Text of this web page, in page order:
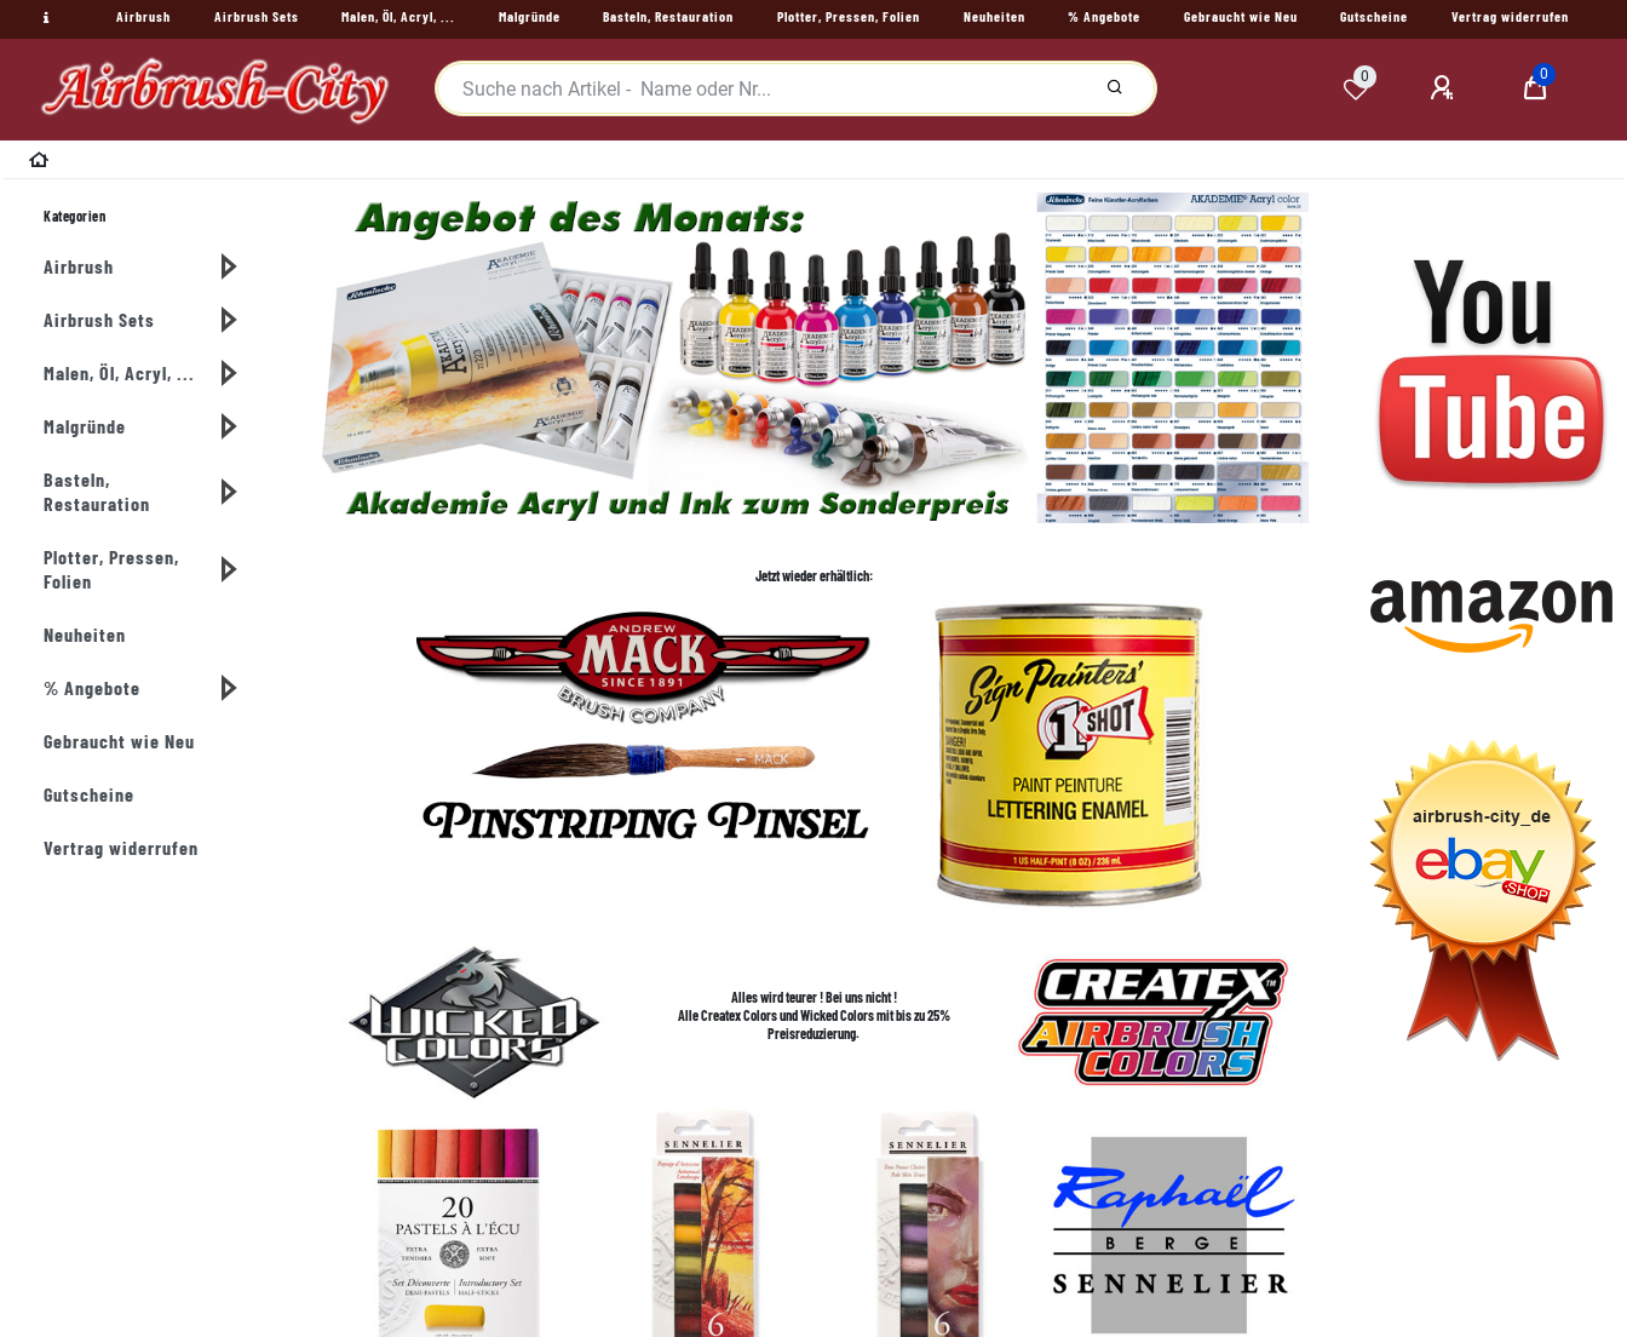
Airbrush Airbrush Sets Malen, Öl, Acryl, ... Malgründe Basteln, Restauration Plotter, Pressen, Folien Neuheiten % Angebote Gebraucht wie Neu Gutscheine Vertrag widerrufen
0 0
Jetzt wieder erhältlich:
Alles wird teurer ! Bei uns nicht !
Alle Createx Colors und Wicked Colors mit bis zu 25%
Preisreduzierung.
Kategorien
Airbrush
Airbrush Sets
Malen, Öl, Acryl, ...
Malgründe
Basteln,
Restauration
Plotter, Pressen,
Folien
Neuheiten
% Angebote
Gebraucht wie Neu
Gutscheine
Vertrag widerrufen